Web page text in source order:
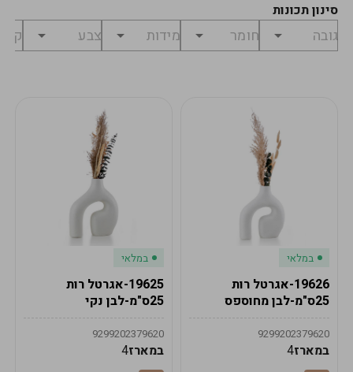
סינון תכונות
במלאי
19626-אגרטל רות
25ס"מ-לבן מחוספס
9299202379620
במארז4
במלאי
19625-אגרטל רות
25ס"מ-לבן נקי
9299202379620
במארז4
מחיר
לפני
₪0
לתשלום